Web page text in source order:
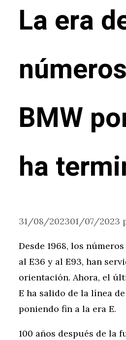
La era
BMW
ha
31/08/202301/07/2023
Desde 1968, los números
al E36 y al E93, han
orientación. Ahora, el
E ha salido de la línea
poniendo fin a la era E.
100 años después de la